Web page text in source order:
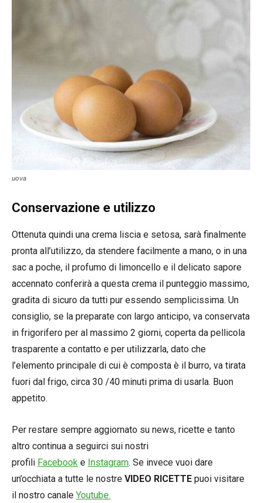
uova
Conservazione e utilizzo
Ottenuta quindi una crema liscia e setosa, sarà finalmente
pronta all’utilizzo, da stendere facilmente a mano, o in una
sac a poche, il profumo di limoncello e il delicato sapore
accennato conferirà a questa crema il punteggio massimo,
gradita di sicuro da tutti pur essendo semplicissima. Un
consiglio, se la preparate con largo anticipo, va conservata
in frigorifero per al massimo 2 giorni, coperta da pellicola
trasparente a contatto e per utilizzarla, dato che
l’elemento principale di cui è composta è il burro, va tirata
fuori dal frigo, circa 30 /40 minuti prima di usarla. Buon
appetito.
Per restare sempre aggiornato su news, ricette e tanto
altro continua a seguirci sui nostri
profili Facebook e Instagram. Se invece vuoi dare
un’occhiata a tutte le nostre VIDEO RICETTE puoi visitare
il nostro canale Youtube.